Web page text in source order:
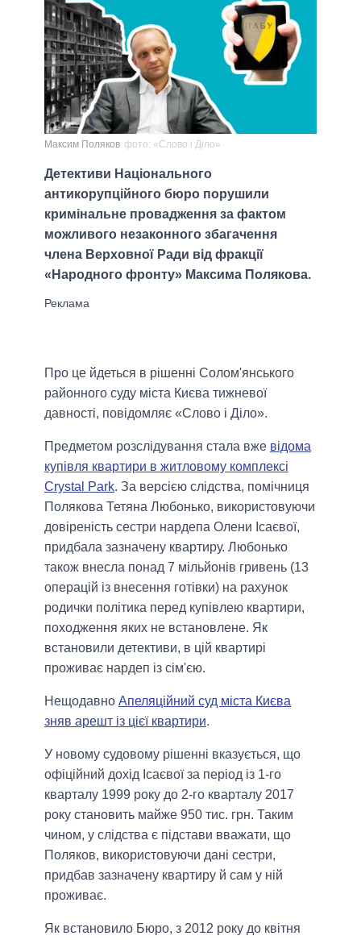
Максим Поляков фото: «Слово і Діло»
Детективи Національного
антикорупційного бюро порушили
кримінальне провадження за фактом
можливого незаконного збагачення
члена Верховної Ради від фракції
«Народного фронту» Максима Полякова.
Про це йдеться в рішенні Солом'янського
районного суду міста Києва тижневої
давності, повідомляє «Слово і Діло».
Предметом розслідування стала вже відома
купівля квартири в житловому комплексі
Crystal Park. За версією слідства, помічниця
Полякова Тетяна Любонько, використовуючи
довіреність сестри нардепа Олени Ісаєвої,
придбала зазначену квартиру. Любонько
також внесла понад 7 мільйонів гривень (13
операцій із внесення готівки) на рахунок
родички політика перед купівлею квартири,
походження яких не встановлене. Як
встановили детективи, в цій квартирі
проживає нардеп із сім'єю.
Нещодавно Апеляційний суд міста Києва
зняв арешт із цієї квартири.
У новому судовому рішенні вказується, що
офіційний дохід Ісаєвої за період із 1-го
кварталу 1999 року до 2-го кварталу 2017
року становить майже 950 тис. грн. Таким
чином, у слідства є підстави вважати, що
Поляков, використовуючи дані сестри,
придбав зазначену квартиру й сам у ній
проживає.
Як встановило Бюро, з 2012 року до квітня